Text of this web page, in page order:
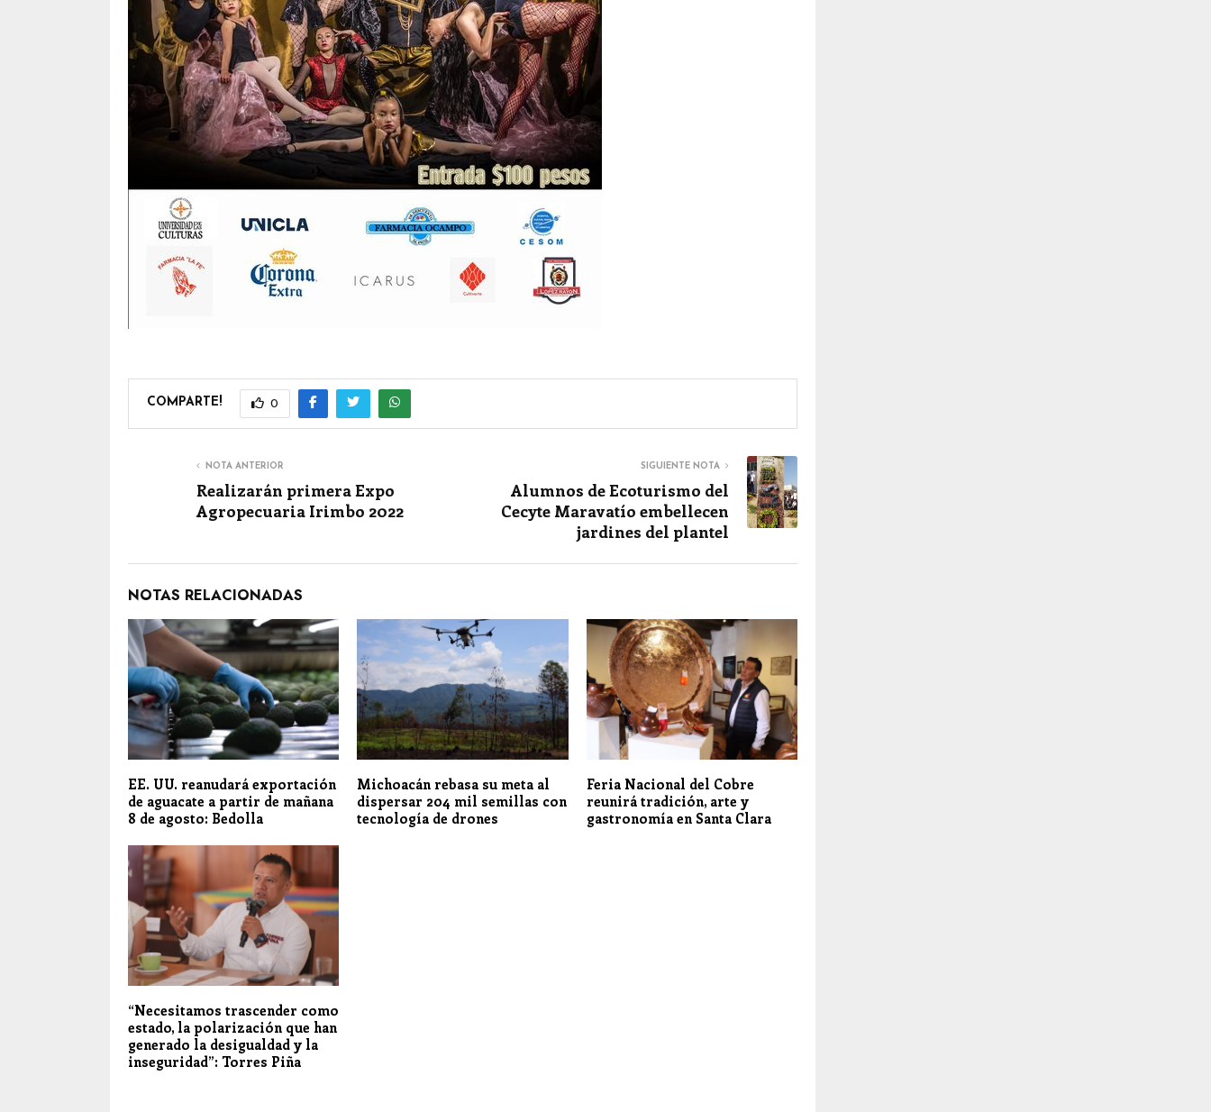
COMPARTE! 0
NOTA ANTERIOR
Realizarán primera Expo
Agropecuaria Irimbo 2022
SIGUIENTE NOTA
Alumnos de Ecoturismo del
Cecyte Maravatío embellecen
jardines del plantel
NOTAS RELACIONADAS
EE. UU. reanudará exportación
de aguacate a partir de mañana
8 de agosto: Bedolla
Michoacán rebasa su meta al
dispersar 204 mil semillas con
tecnología de drones
Feria Nacional del Cobre
reunirá tradición, arte y
gastronomía en Santa Clara
“Necesitamos trascender como
estado, la polarización que han
generado la desigualdad y la
inseguridad”: Torres Piña